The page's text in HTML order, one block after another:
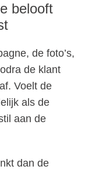
belooft
de foto’s,
de klant
Voelt de
als de
aan de
dan de